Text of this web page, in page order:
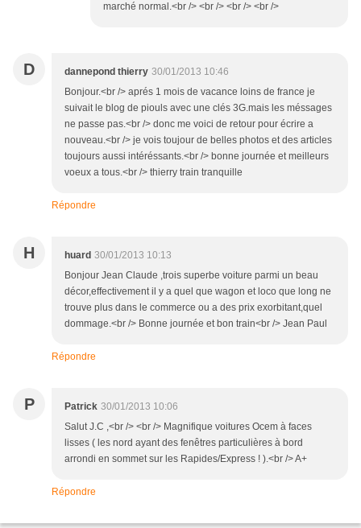
marché normal.<br /> <br /> <br /> <br />
D dannepond thierry 30/01/2013 10:46
Bonjour.<br /> aprés 1 mois de vacance loins de france je
suivait le blog de piouls avec une clés 3G.mais les méssages
ne passe pas.<br /> donc me voici de retour pour écrire a
nouveau.<br /> je vois toujour de belles photos et des articles
toujours aussi intéréssants.<br /> bonne journée et meilleurs
voeux a tous.<br /> thierry train tranquille
Répondre
H huard 30/01/2013 10:13
Bonjour Jean Claude ,trois superbe voiture parmi un beau
décor,effectivement il y a quel que wagon et loco que long ne
trouve plus dans le commerce ou a des prix exorbitant,quel
dommage.<br /> Bonne journée et bon train<br /> Jean Paul
Répondre
P Patrick 30/01/2013 10:06
Salut J.C ,<br /> <br /> Magnifique voitures Ocem à faces
lisses ( les nord ayant des fenêtres particulières à bord
arrondi en sommet sur les Rapides/Express ! ).<br /> A+
Répondre